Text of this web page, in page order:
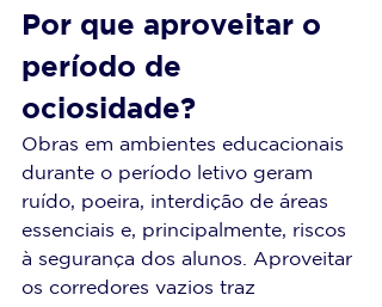
Por que aproveitar o
período de
ociosidade?
Obras em ambientes educacionais
durante o período letivo geram
ruído, poeira, interdição de áreas
essenciais e, principalmente, riscos
à segurança dos alunos. Aproveitar
os corredores vazios traz